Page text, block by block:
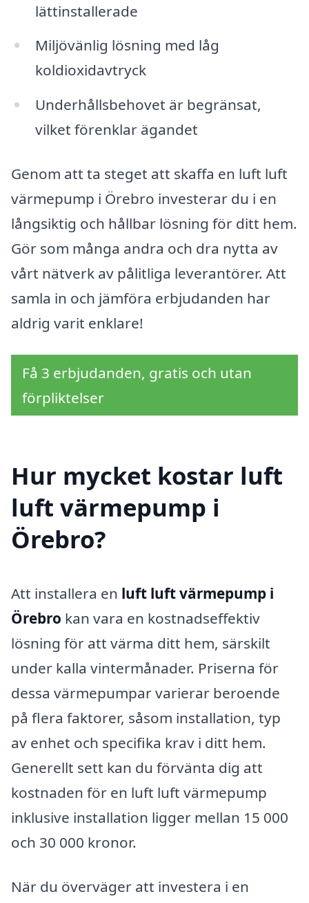
lättinstallerade
Miljövänlig lösning med låg
koldioxidavtryck
Underhållsbehovet är begränsat,
vilket förenklar ägandet
Genom att ta steget att skaffa en luft luft
värmepump i Örebro investerar du i en
långsiktig och hållbar lösning för ditt hem.
Gör som många andra och dra nytta av
vårt nätverk av pålitliga leverantörer. Att
samla in och jämföra erbjudanden har
aldrig varit enklare!
Få 3 erbjudanden, gratis och utan
förpliktelser
Hur mycket kostar luft
luft värmepump i
Örebro?
Att installera en luft luft värmepump i
Örebro kan vara en kostnadseffektiv
lösning för att värma ditt hem, särskilt
under kalla vintermånader. Priserna för
dessa värmepumpar varierar beroende
på flera faktorer, såsom installation, typ
av enhet och specifika krav i ditt hem.
Generellt sett kan du förvänta dig att
kostnaden för en luft luft värmepump
inklusive installation ligger mellan 15 000
och 30 000 kronor.
När du överväger att investera i en